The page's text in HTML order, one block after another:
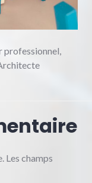
professionnel,
Les champs